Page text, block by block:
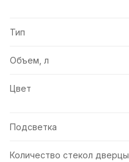
Тип
Объем, л
Цвет
Подсветка
Количество стекол дверцы